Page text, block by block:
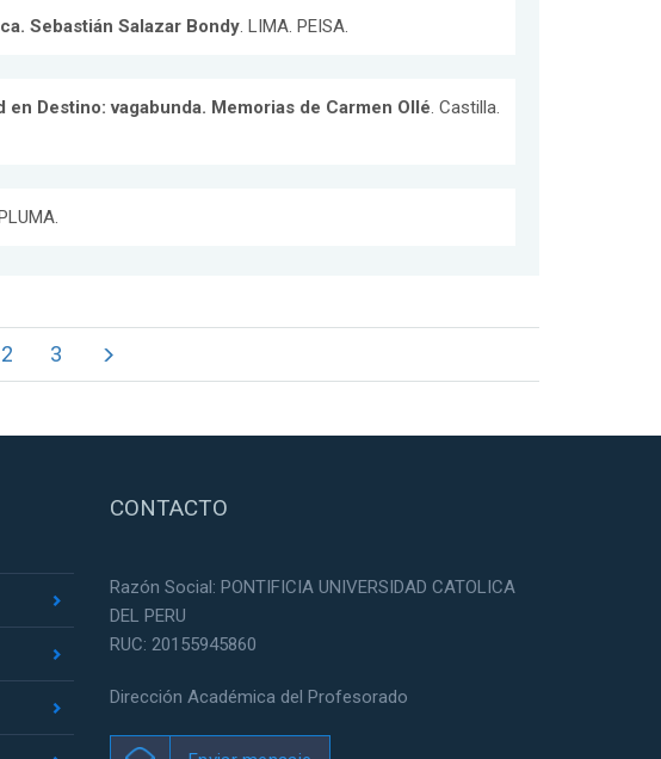
Sebastián Salazar Bondy. LIMA. PEISA.
Destino: vagabunda. Memorias de Carmen Ollé. Castilla.
2 3
CONTACTO
Razón Social: PONTIFICIA UNIVERSIDAD CATOLICA
DEL PERU
RUC: 20155945860
Dirección Académica del Profesorado